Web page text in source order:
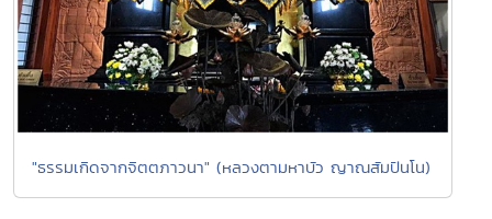
"ธรรมเกิดจากจิตตภาวนา" (หลวงตามหาบัว ญาณสัมปันโน)